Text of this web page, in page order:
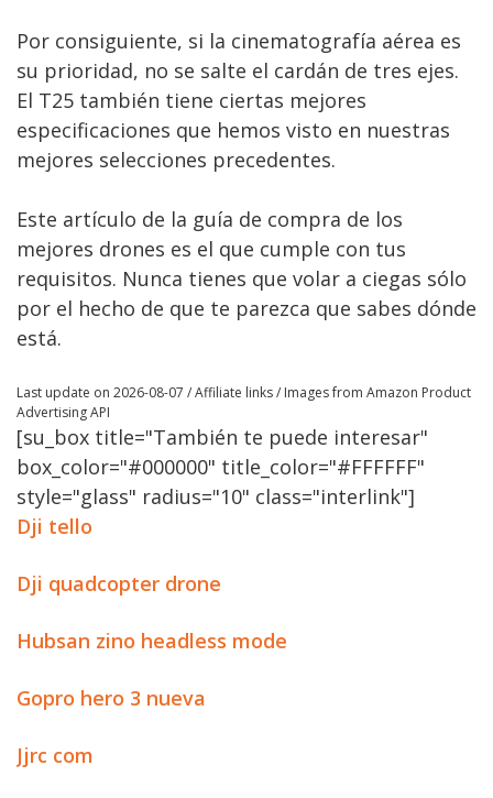
Por consiguiente, si la cinematografía aérea es
su prioridad, no se salte el cardán de tres ejes.
El T25 también tiene ciertas mejores
especificaciones que hemos visto en nuestras
mejores selecciones precedentes.
Este artículo de la guía de compra de los
mejores drones es el que cumple con tus
requisitos. Nunca tienes que volar a ciegas sólo
por el hecho de que te parezca que sabes dónde
está.
Last update on 2026-08-07 / Affiliate links / Images from Amazon Product
Advertising API
[su_box title="También te puede interesar"
box_color="#000000" title_color="#FFFFFF"
style="glass" radius="10" class="interlink"]
Dji tello
Dji quadcopter drone
Hubsan zino headless mode
Gopro hero 3 nueva
Jjrc com